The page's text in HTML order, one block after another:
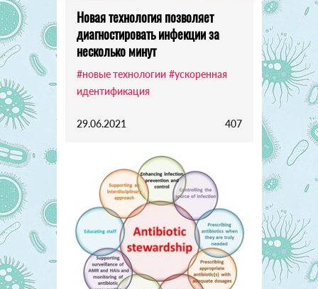
Новая технология позволяет
диагностировать инфекции за
несколько минут
#новые технологии #ускоренная
идентификация
29.06.2021 407